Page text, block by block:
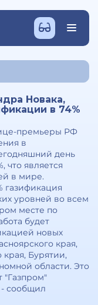
Новака,
в 74%
премьеры РФ
в
день
что является
в мире.
газификация
уровней во всем
месте по
будет
новых
края,
края, Бурятии,
области. Это
"Газпром"
сообщил